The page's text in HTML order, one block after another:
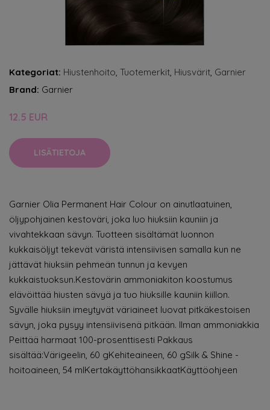
Kategoriat: Hiustenhoito, Tuotemerkit, Hiusvärit, Garnier
Brand: Garnier
12.5 EUR
LISÄTIETOJA
Garnier Olia Permanent Hair Colour on ainutlaatuinen,
öljypohjainen kestoväri, joka luo hiuksiin kauniin ja
vivahtekkaan sävyn. Tuotteen sisältämät luonnon
kukkaisöljyt tekevät väristä intensiivisen samalla kun ne
jättävät hiuksiin pehmeän tunnun ja kevyen
kukkaistuoksun.Kestovärin ammoniakiton koostumus
elävöittää hiusten sävyä ja tuo hiuksille kauniin kiillon.
Syvälle hiuksiin imeytyvät väriaineet luovat pitkäkestoisen
sävyn, joka pysyy intensiivisenä pitkään. Ilman ammoniakkia
Peittää harmaat 100-prosenttisesti Pakkaus
sisältää:Värigeelin, 60 gKehiteaineen, 60 gSilk & Shine -
hoitoaineen, 54 mlKertakäyttöhansikkaatKäyttöohjeen